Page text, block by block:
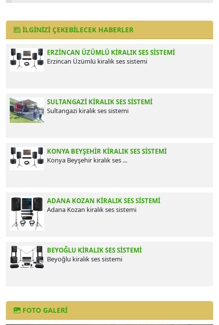
İLGINIZI ÇEKEBILECEK HABERLER
ERZINCAN ÜZÜMLÜ KIRALIK SES SISTEMI
Erzincan Üzümlü kiralık ses sistemi
SULTANGAZI KIRALIK SES SISTEMI
Sultangazi kiralık ses sistemi
KONYA BEYŞEHIR​​​​​​​ KIRALIK SES SISTEMI
Konya Beyşehir​​​​​​​ kiralık ses ...
ADANA KOZAN KIRALIK SES SISTEMI
Adana Kozan kiralık ses sistemi
BEYOĞLU KIRALIK SES SISTEMI
Beyoğlu kiralık ses sistemi
FOTO GALERI